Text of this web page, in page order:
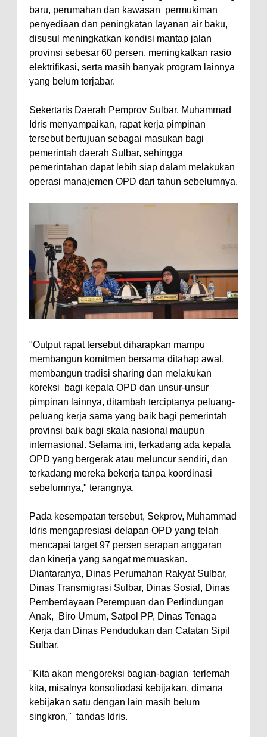
baru, perumahan dan kawasan permukiman
penyediaan dan peningkatan layanan air baku,
disusul meningkatkan kondisi mantap jalan
provinsi sebesar 60 persen, meningkatkan rasio
elektrifikasi, serta masih banyak program lainnya
yang belum terjabar.
Sekertaris Daerah Pemprov Sulbar, Muhammad
Idris menyampaikan, rapat kerja pimpinan
tersebut bertujuan sebagai masukan bagi
pemerintah daerah Sulbar, sehingga
pemerintahan dapat lebih siap dalam melakukan
operasi manajemen OPD dari tahun sebelumnya.
"Output rapat tersebut diharapkan mampu
membangun komitmen bersama ditahap awal,
membangun tradisi sharing dan melakukan
koreksi bagi kepala OPD dan unsur-unsur
pimpinan lainnya, ditambah terciptanya peluang-
peluang kerja sama yang baik bagi pemerintah
provinsi baik bagi skala nasional maupun
internasional. Selama ini, terkadang ada kepala
OPD yang bergerak atau meluncur sendiri, dan
terkadang mereka bekerja tanpa koordinasi
sebelumnya," terangnya.
Pada kesempatan tersebut, Sekprov, Muhammad
Idris mengapresiasi delapan OPD yang telah
mencapai target 97 persen serapan anggaran
dan kinerja yang sangat memuaskan.
Diantaranya, Dinas Perumahan Rakyat Sulbar,
Dinas Transmigrasi Sulbar, Dinas Sosial, Dinas
Pemberdayaan Perempuan dan Perlindungan
Anak, Biro Umum, Satpol PP, Dinas Tenaga
Kerja dan Dinas Pendudukan dan Catatan Sipil
Sulbar.
"Kita akan mengoreksi bagian-bagian terlemah
kita, misalnya konsoliodasi kebijakan, dimana
kebijakan satu dengan lain masih belum
singkron," tandas Idris.